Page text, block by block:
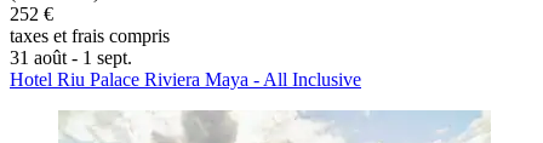
252 €
taxes et frais compris
31 août - 1 sept.
Hotel Riu Palace Riviera Maya - All Inclusive